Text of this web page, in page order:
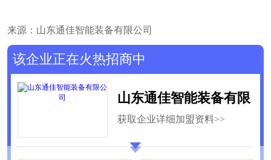
来源：山东通佳智能装备有限公司
该企业正在火热招商中
山东通佳智能装备有限
公司
获取企业详细加盟资料>>